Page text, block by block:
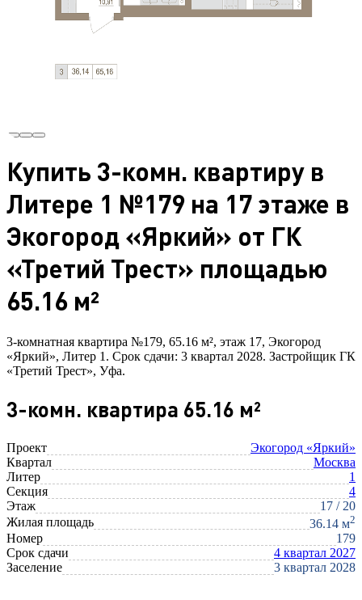
Купить 3-комн. квартиру в
Литере 1 №179 на 17 этаже в
Экогород «Яркий» от ГК
«Третий Трест» площадью
65.16 м²
3-комнатная квартира №179, 65.16 м², этаж 17, Экогород
«Яркий», Литер 1. Срок сдачи: 3 квартал 2028. Застройщик ГК
«Третий Трест», Уфа.
3-комн. квартира 65.16 м²
Проект
Экогород «Яркий»
Квартал
Москва
Литер
1
Секция
4
Этаж
17 / 20
Жилая площадь
36.14 м2
Номер
179
Срок сдачи
4 квартал 2027
Заселение
3 квартал 2028